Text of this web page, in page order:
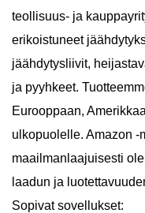
teollisuus- ja
erikoistuneet
jäähdytysliivit,
ja pyyhkeet.
Eurooppaan,
ulkopuolelle. Amazon -
maailmanlaajuisesti
laadun ja
Sopivat sovellukset: